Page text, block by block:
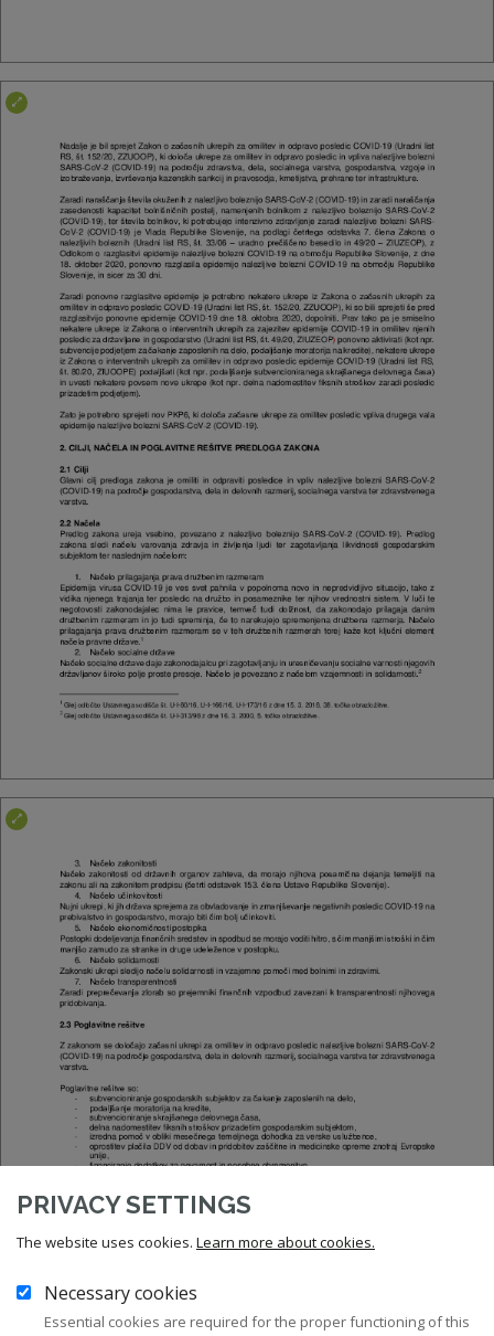
PRIVACY SETTINGS
The website uses cookies. Learn more about cookies.
Necessary cookies
Essential cookies are required for the proper functioning of this